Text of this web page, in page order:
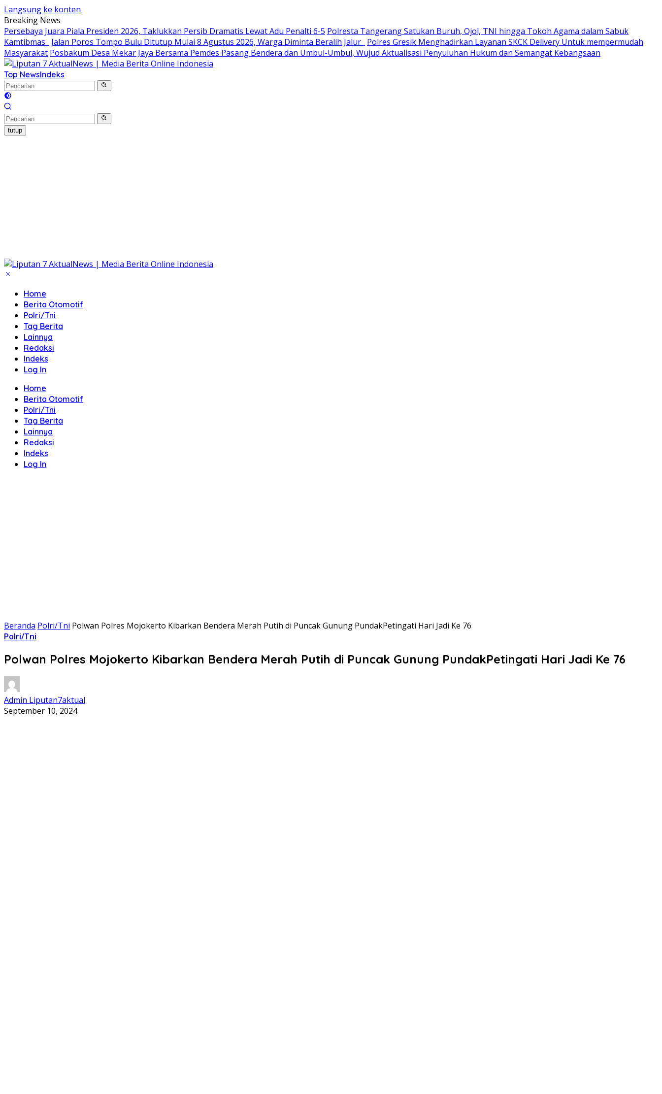
Langsung ke konten
Breaking News
Persebaya Juara Piala Presiden 2026, Taklukkan Persib Dramatis Lewat Adu Penalti 6-5 Polresta Tangerang Satukan Buruh, Ojol, TNI hingga Tokoh Agama dalam Sabuk
Kamtibmas
Jalan Poros Tompo Bulu Ditutup Mulai 8 Agustus 2026, Warga Diminta Beralih Jalur Polres Gresik Menghadirkan Layanan SKCK Delivery Untuk mempermudah
Masyarakat Posbakum Desa Mekar Jaya Bersama Pemdes Pasang Bendera dan Umbul-Umbul, Wujud Aktualisasi Penyuluhan Hukum dan Semangat Kebangsaan
Top NewsIndeks
tutup
Home
Berita Otomotif
Polri/Tni
Tag Berita
Lainnya
Redaksi
Indeks
Log In
Home
Berita Otomotif
Polri/Tni
Tag Berita
Lainnya
Redaksi
Indeks
Log In
Beranda Polri/Tni Polwan Polres Mojokerto Kibarkan Bendera Merah Putih di Puncak Gunung PundakPetingati Hari Jadi Ke 76
Polri/Tni
Polwan Polres Mojokerto Kibarkan Bendera Merah Putih di Puncak Gunung PundakPetingati Hari Jadi Ke 76
Admin Liputan7aktual
September 10, 2024